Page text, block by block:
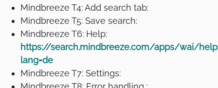
Mindbreeze T4: Add search tab:
Mindbreeze T5: Save search:
Mindbreeze T6: Help:
https://search.mindbreeze.com/apps/wai/
lang=de
Mindbreeze T7: Settings: